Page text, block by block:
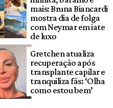
mais: Bruna Biancardi
mostra dia de folga
com Neymar em iate
de luxo
Gretchen atualiza
recuperação após
transplante capilar e
tranquiliza fãs: ‘Olha
como estou bem’